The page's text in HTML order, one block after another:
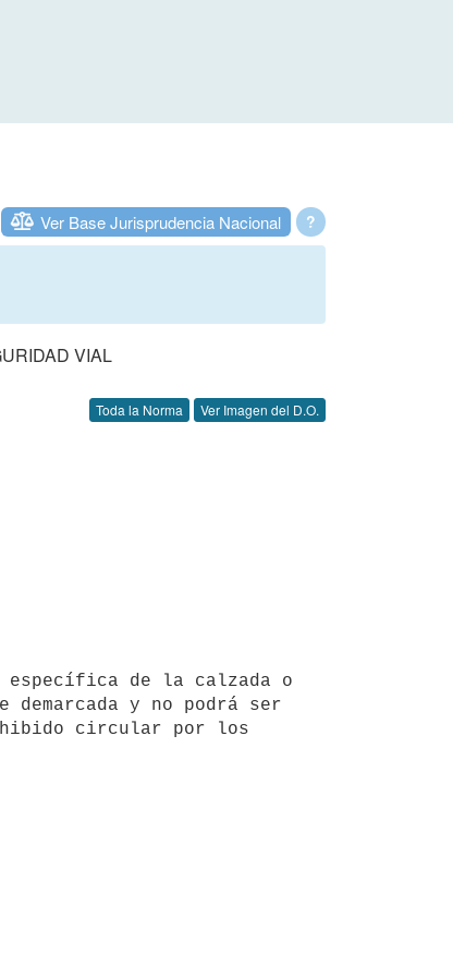
?
Ver Base Jurisprudencia Nacional
VIAL
Toda la Norma Ver Imagen del D.O.
y no podrá ser
circular por los